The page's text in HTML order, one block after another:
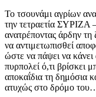
Το τσουνάμι αγρίων
την τετραετία ΣΥΡΙΖΑ
ανατρέποντας άρδην
να αντιμετωπισθεί
ώστε να πάψει να
πυρπολεί ό,τι βρίσκει
αποκαΐδια τη δημόσια
ατυχώς στο δρόμο